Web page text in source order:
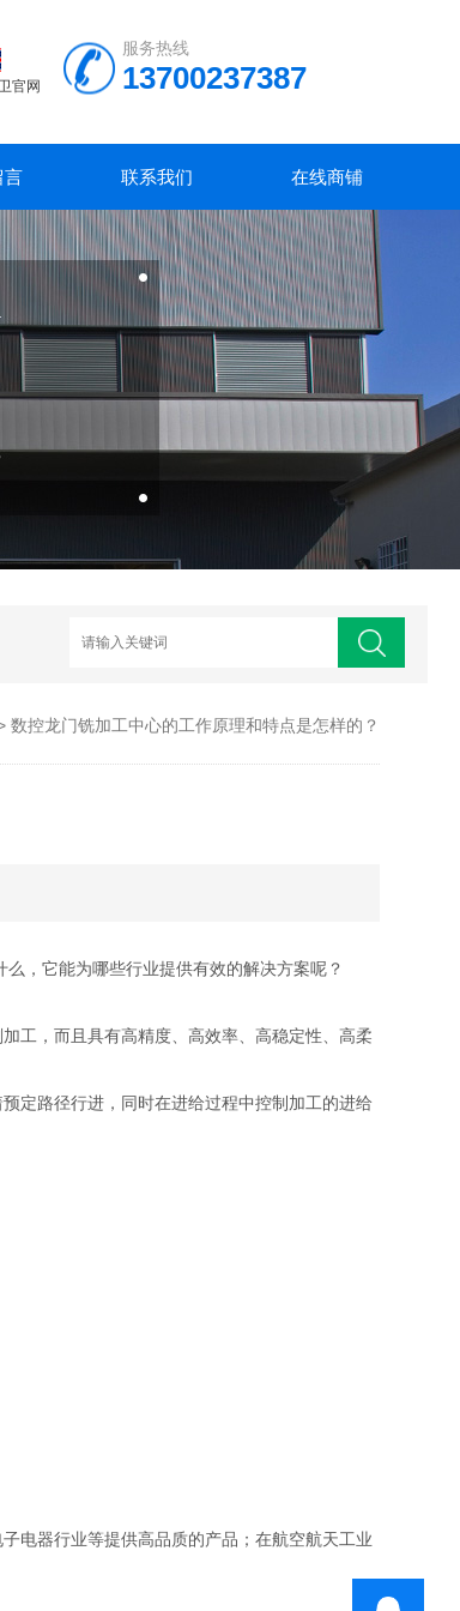
服务热线
13700237387
官网
言 联系我们 在线商铺
数控龙门铣加工中心的工作原理和特点是怎样的？
，它能为哪些行业提供有效的解决方案呢？
工，而且具有高精度、高效率、高稳定性、高柔
定路径行进，同时在进给过程中控制加工的进给
电器行业等提供高品质的产品；在航空航天工业